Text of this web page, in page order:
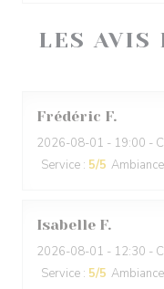
LES AVIS
Frédéric F
2026-08-01 - 19:00 -
Service : 5/5 Ambiance
Isabelle F
2026-08-01 - 12:30 -
Service : 5/5 Ambiance